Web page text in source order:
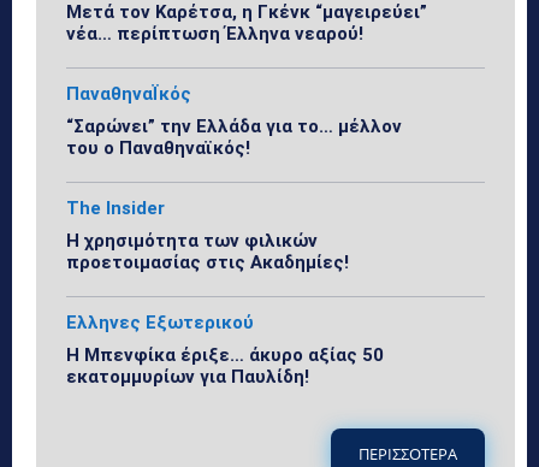
Μετά τον Καρέτσα, η Γκένκ “μαγειρεύει”
νέα… περίπτωση Έλληνα νεαρού!
ΠαναθηναΪκός
“Σαρώνει” την Ελλάδα για το… μέλλον
του ο Παναθηναϊκός!
The Insider
Η χρησιμότητα των φιλικών
προετοιμασίας στις Ακαδημίες!
Ελληνες Εξωτερικού
Η Μπενφίκα έριξε… άκυρο αξίας 50
εκατομμυρίων για Παυλίδη!
ΠΕΡΙΣΣΟΤΕΡΑ